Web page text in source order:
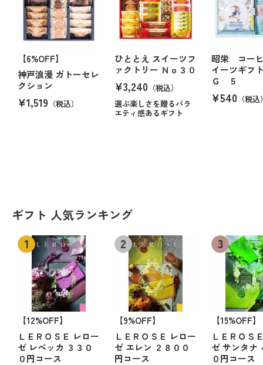
【6%OFF】
神戸浪漫 ガトーセレ
クション
¥1,519 （税込）
ひととえ スイーツフ
ァクトリー Ｎｏ３０
¥3,240 （税込）
選ぶ楽しさを贈るバラ
エティ感あるギフト
昭栄 コー
イーツギフ
Ｇ ５
¥540 （税
ギフト 人気ランキング
【12%OFF】
ＬＥＲＯＳＥ レロー
ゼ レベッカ ３３０
０円コース
【9%OFF】
ＬＥＲＯＳＥ レロー
ゼ エレン ２８００
円コース
【15%OFF】
ＬＥＲＯＳ
ゼ サンタナ
０円コース